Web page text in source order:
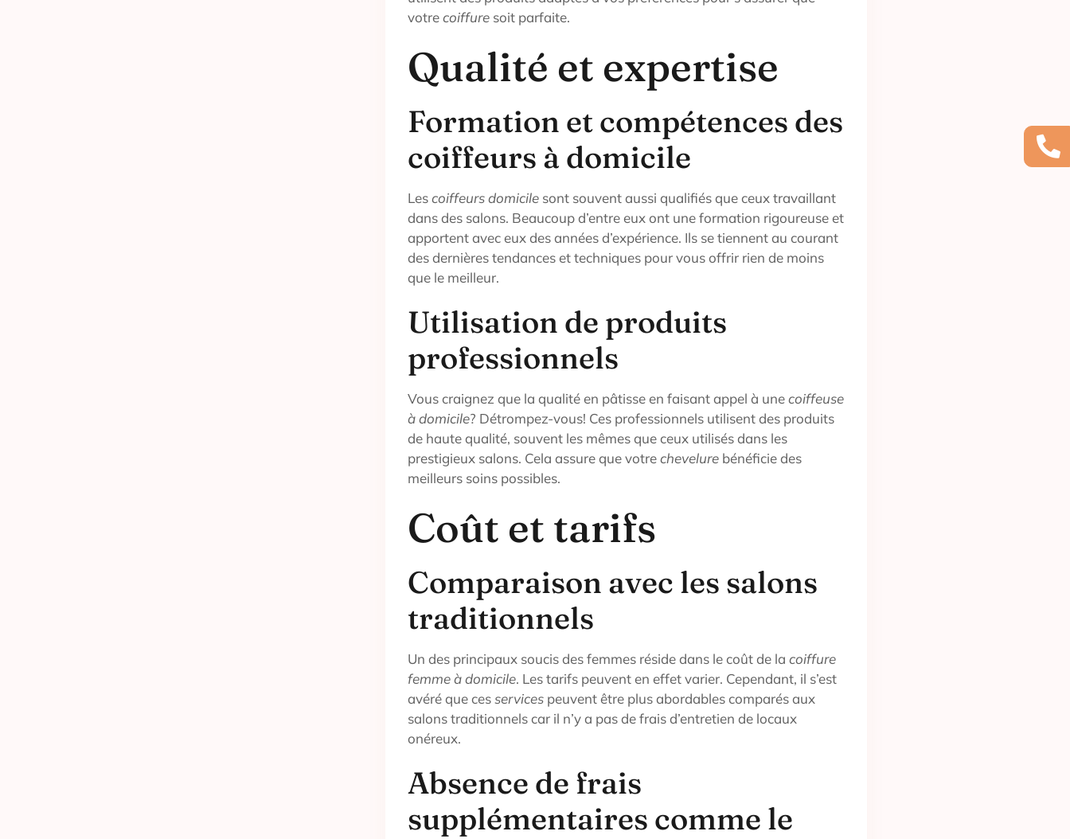
votrecoiffure soit parfaite.
Qualité et expertise
Formation et compétences des
coiffeurs à domicile
Lescoiffeurs domicile sont souvent aussi qualifiés que ceux travaillant
dans des salons. Beaucoup d’entre eux ont une formation rigoureuse et
apportent avec eux des années d’expérience. Ils se tiennent au courant
des dernières tendances et techniques pour vous offrir rien de moins
que le meilleur.
Utilisation de produits
professionnels
Vous craignez que la qualité en pâtisse en faisant appel à unecoiffeuse
à domicile? Détrompez-vous! Ces professionnels utilisent des produits
de haute qualité, souvent les mêmes que ceux utilisés dans les
prestigieux salons. Cela assure que votrechevelure bénéficie des
meilleurs soins possibles.
Coût et tarifs
Comparaison avec les salons
traditionnels
Un des principaux soucis des femmes réside dans le coût de lacoiffure
femme à domicile. Les tarifs peuvent en effet varier. Cependant, il s’est
avéré que cesservices peuvent être plus abordables comparés aux
salons traditionnels car il n’y a pas de frais d’entretien de locaux
onéreux.
Absence de frais
supplémentaires comme le